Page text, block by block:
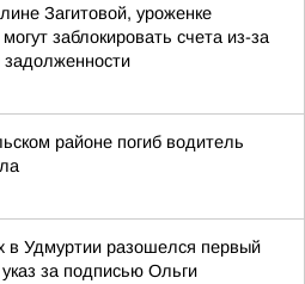
Загитовой, уроженке
заблокировать счета из-за
задолженности
районе погиб водитель
в Удмуртии разошелся первый
за подписью Ольги